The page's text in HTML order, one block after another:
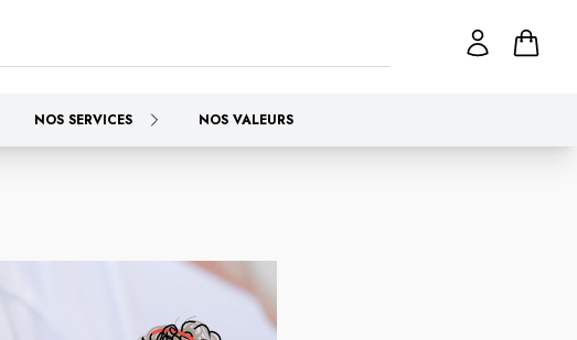
NOS SERVICES NOS VALEURS